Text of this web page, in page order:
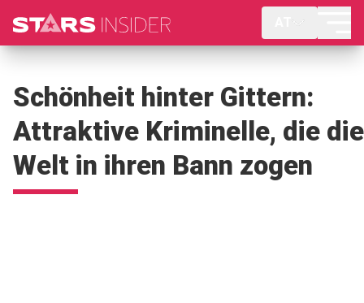
Schönheit hinter Gittern:
Attraktive Kriminelle, die die
Welt in ihren Bann zogen